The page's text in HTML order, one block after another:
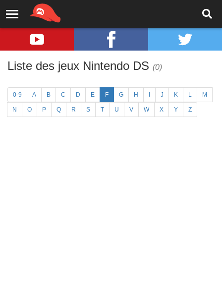
Liste des jeux Nintendo DS (0)
0-9 A B C D E F G H J K L M
N O P Q R S T U V W X Y Z